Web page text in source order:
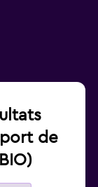
de